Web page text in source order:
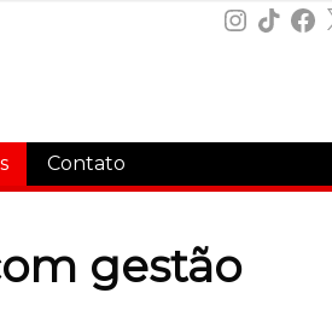
Instagram
TikTok X
Contato
gestão